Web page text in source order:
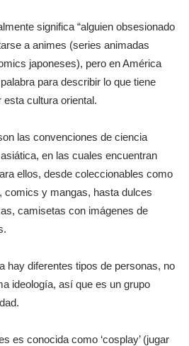
significa “alguien obsesionado
a animes (series animadas
japoneses), pero en América
para describir lo que tiene
cultura oriental.
las convenciones de ciencia
en las cuales encuentran
ellos, desde coleccionables como
comics y mangas, hasta dulces
camisetas con imágenes de
hay diferentes tipos de personas, no
ideología, así que es un grupo
es conocida como ‘cosplay’ (jugar